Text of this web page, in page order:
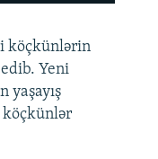
360p
480p
720p
köçkünlərin
Yeni
yaşayış
köçkünlər